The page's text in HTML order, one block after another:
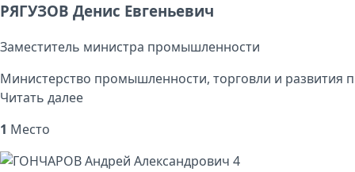
РЯГУЗОВ Денис Евгеньевич
Заместитель министра промышленности
Министерство промышленности, торговли и развития п
Читать далее
1 Место
4